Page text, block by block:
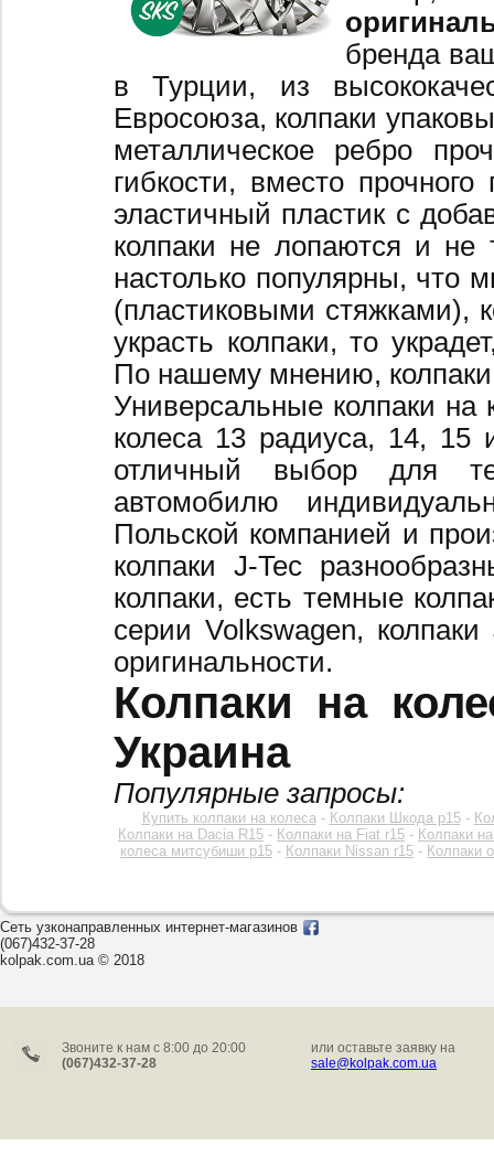
бренда
в Турции, из
Евросоюза, колпаки
металлическое ребро
гибкости, вместо
эластичный пластик с
колпаки не лопаются и не
настолько популярны, что
(пластиковыми стяжками),
украсть колпаки, то
По нашему мнению,
Универсальные колпаки
колеса 13 радиуса, 14,
отличный выбор для
автомобилю
Польской компанией и
колпаки J-Tec
колпаки, есть темные
серии Volkswagen,
оригинальности.
Колпаки на
Украина
Популярные запросы:
Купить колпаки на колеса- Колпаки Шкода р15-
Колпаки на Dacia R15 - Колпаки на Fiat r15 - Колпаки
колеса митсубиши р15 - Колпаки Nissan r15 - Колпаки
Сеть узконаправленных интернет-магазинов
(067)432-37-28
kolpak.com.ua © 2018
Звоните к нам c 8:00 до 20:00
(067)432-37-28
или оставьте заявку на
sale@kolpak.com.ua